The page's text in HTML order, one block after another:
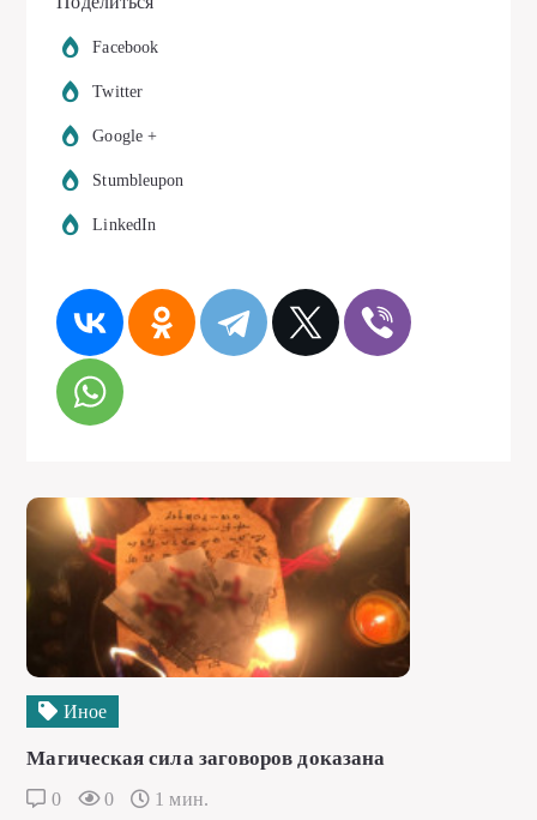
Facebook
Twitter
Google +
Stumbleupon
LinkedIn
Иное
Магическая сила заговоров доказана
0 0 1 мин.